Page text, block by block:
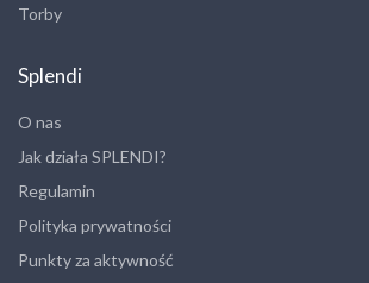
Torby
Splendi
O nas
Jak działa SPLENDI?
Regulamin
Polityka prywatności
Punkty za aktywność